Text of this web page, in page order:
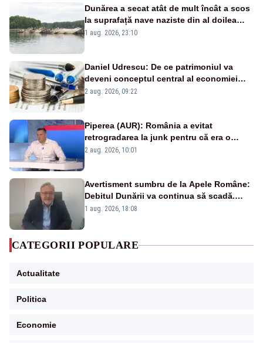
Dunărea a secat atât de mult încât a scos
la suprafață nave naziste din al doilea
război mondial
1 aug. 2026, 23:10
Daniel Udrescu: De ce patrimoniul va
deveni conceptul central al economiei
viitoare?
2 aug. 2026, 09:22
Piperea (AUR): România a evitat
retrogradarea la junk pentru că era o
catastrofă pentru bănci și fondurile de
2 aug. 2026, 10:01
Avertisment sumbru de la Apele Române:
Debitul Dunării va continua să scadă.
Cernavodă s-ar putea închide în 4 zile
1 aug. 2026, 18:08
CATEGORII POPULARE
Actualitate
Politica
Economie